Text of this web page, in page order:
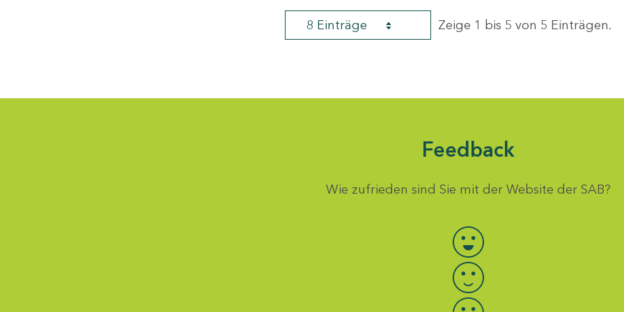
8 Einträge Zeige 1 bis 5 von 5 Einträgen.
Feedback
Wie zufrieden sind Sie mit der Website der SAB?
Bewertung auswählen